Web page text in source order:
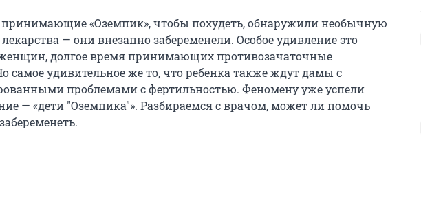
«Оземпик», чтобы похудеть, обнаружили необычную
— они внезапно забеременели. Особое удивление это
долгое время принимающих противозачаточные
самое удивительное же то, что ребенка также ждут дамы с
проблемами с фертильностью. Феномену уже успели
— «дети "Оземпика"». Разбираемся с врачом, может ли помочь